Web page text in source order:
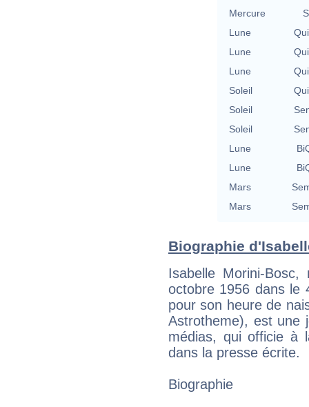
Mercure
Lune
Lune
Lune
Soleil
Soleil
Soleil
Lune
Lune
Mars
Mars
Biographie
Isabelle Morini-
octobre 1956 dans le
pour son heure de
Astrotheme), est une
médias, qui officie à
dans la presse écrite.
Biographie